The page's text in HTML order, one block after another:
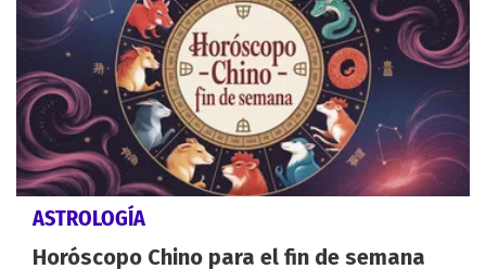
ASTROLOGÍA
Horóscopo Chino para el fin de semana